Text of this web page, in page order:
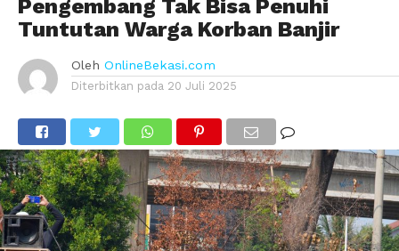
Pengembang Tak Bisa Penuhi
Tuntutan Warga Korban Banjir
Oleh OnlineBekasi.com
Diterbitkan pada 20 Juli 2025